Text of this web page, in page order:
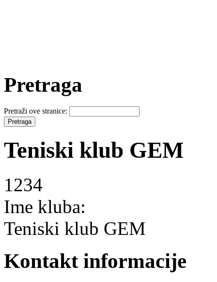
Pretraga
Pretraži ove stranice:
Teniski klub GEM
1234
Ime kluba:
Teniski klub GEM
Kontakt informacije